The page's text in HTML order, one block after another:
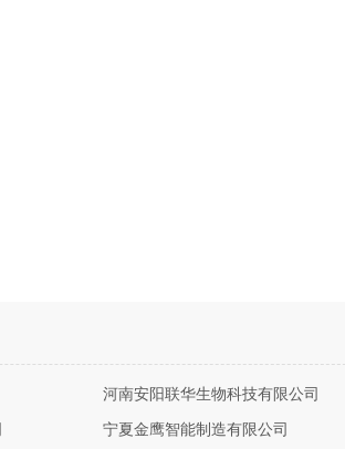
河南安阳联华生物科技有限公司
宁夏金鹰智能制造有限公司